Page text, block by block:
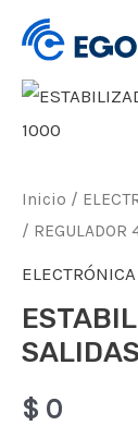
contenido
Inicio /
/ REGULADOR
$ 0